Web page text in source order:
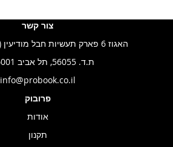
צור קשר
האגוז 6 פארק תעשיות חבל מודיעין (בתאום מראש)
ת.ד. 56055, תל אביב 6156001
info@probook.co.il
פרובוק
אודות
תקנון